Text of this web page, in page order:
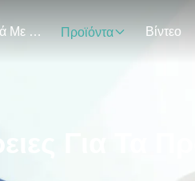
Σχετικά Με Εμάς Προϊόντα Βίντεο
Για Τα